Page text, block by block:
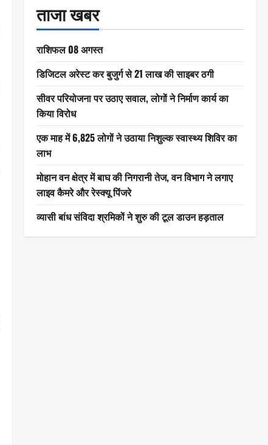
ताजा खबर
राशिफल 08 अगस्त
डिजिटल अरेस्ट कर बुजुर्ग से 21 लाख की साइबर ठगी
सीवर परियोजना पर उठाए सवाल, लोगों ने निर्माण कार्य का
किया विरोध
एक माह में 6,825 लोगों ने उठाया निशुल्क स्वास्थ्य शिविर का
लाभ
मोहान वन क्षेत्र में बाघ की निगरानी तेज, वन विभाग ने लगाए
लाइव कैमरे और रेस्क्यू पिंजरे
व्यासी बांध संविदा श्रमिकों ने शुरु की टूल डाउन हड़ताल